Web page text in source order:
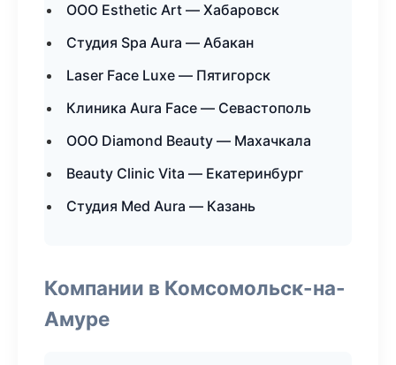
ООО Esthetic Art — Хабаровск
Студия Spa Aura — Абакан
Laser Face Luxe — Пятигорск
Клиника Aura Face — Севастополь
ООО Diamond Beauty — Махачкала
Beauty Clinic Vita — Екатеринбург
Студия Med Aura — Казань
Компании в Комсомольск-на-
Амуре